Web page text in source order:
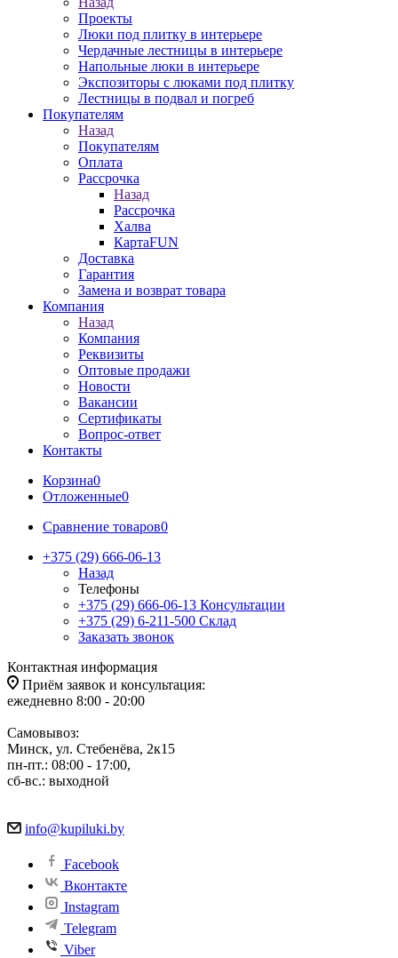
Проекты
Люки под плитку в интерьере
Чердачные лестницы в интерьере
Напольные люки в интерьере
Экспозиторы с люками под плитку
Лестницы в подвал и погреб
Покупателям
Назад
Покупателям
Оплата
Рассрочка
Назад
Рассрочка
Халва
КартаFUN
Доставка
Гарантия
Замена и возврат товара
Компания
Назад
Компания
Реквизиты
Оптовые продажи
Новости
Вакансии
Сертификаты
Вопрос-ответ
Контакты
Корзина0
Отложенные0
Сравнение товаров0
+375 (29) 666-06-13
Назад
Телефоны
+375 (29) 666-06-13 Консультации
+375 (29) 6-211-500 Склад
Заказать звонок
Контактная информация
Приём заявок и консультация:
ежедневно 8:00 - 20:00
Самовывоз:
Минск, ул. Стебенёва, 2к15
пн-пт.: 08:00 - 17:00,
сб-вс.: выходной
info@kupiluki.by
Facebook
Вконтакте
Instagram
Telegram
Viber